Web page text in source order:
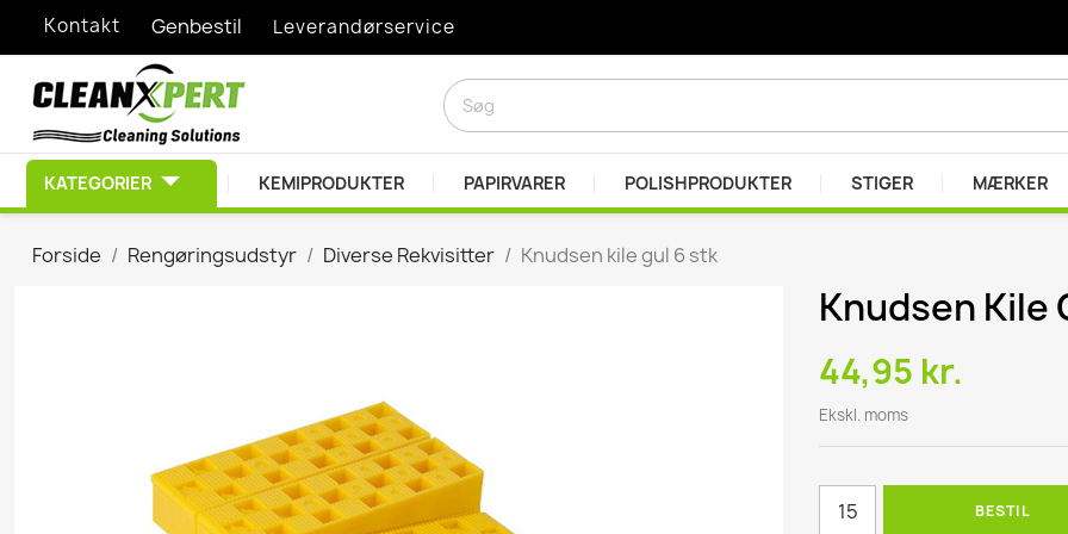
Kontakt Genbestil Leverandørservice
KATEGORIER
RENGØRINGSMIDLER
EDB Rengøring
Graffitifjerner
Grovrengøring
KEMIPRODUKTER PAPIRVARER POLISHPRODUKTER STIGER MÆRKER
Forside Rengøringsudstyr Diverse Rekvisitter Knudsen kile gul 6 stk
Knudsen Kile
44,95 kr.
Ekskl. moms
BESTIL